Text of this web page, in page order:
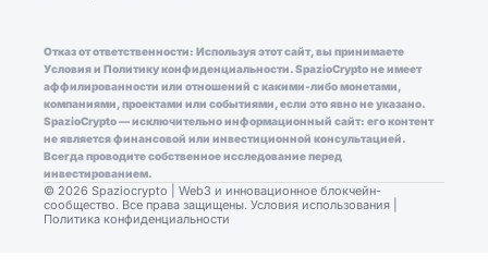
Отказ от ответственности: Используя этот сайт, вы принимаете
Условия и Политику конфиденциальности. SpazioCrypto не имеет
аффилированности или отношений с какими-либо монетами,
компаниями, проектами или событиями, если это явно не указано.
SpazioCrypto — исключительно информационный сайт: его контент
не является финансовой или инвестиционной консультацией.
Всегда проводите собственное исследование перед
инвестированием.
© 2026 Spaziocrypto | Web3 и инновационное блокчейн-
сообщество. Все права защищены. Условия использования
Политика конфиденциальности